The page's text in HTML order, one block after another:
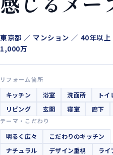
東京都 ／ マンション ／ 40年以上
1,000万
リフォーム箇所
キッチン 浴室 洗面所
トイ
リビング
玄関 寝室 廊下
テーマ・こだわり
明るく広々
こだわりのキッチン
ナチュラル
デザイン重視 ライ